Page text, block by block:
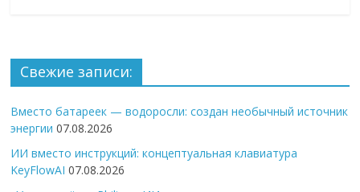
Свежие записи:
Вместо батареек — водоросли: создан необычный источник
энергии 07.08.2026
ИИ вместо инструкций: концептуальная клавиатура
KeyFlowAI 07.08.2026